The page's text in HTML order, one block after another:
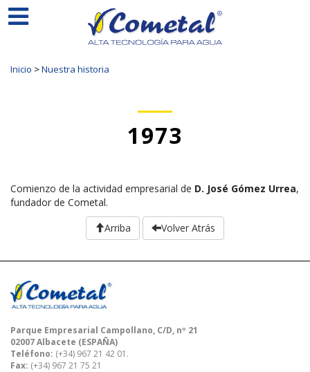
Inicio >Nuestra historia
1973
Comienzo de la actividad empresarial de D. José Gómez Urrea,
fundador de Cometal.
Arriba
Volver Atrás
Parque Empresarial Campollano, C/D, nº 21
02007 Albacete (ESPAÑA)
Teléfono: (+34) 967 21 42 01.
Fax: (+34) 967 21 75 21